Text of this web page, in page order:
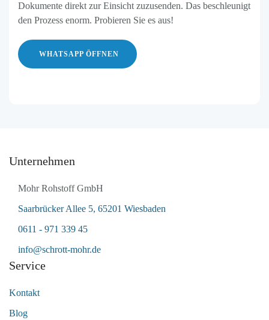
Dokumente direkt zur Einsicht zuzusenden. Das beschleunigt
den Prozess enorm. Probieren Sie es aus!
WHATSAPP ÖFFNEN
Unternehmen
Mohr Rohstoff GmbH
Saarbrücker Allee 5, 65201 Wiesbaden
0611 - 971 339 45
info@schrott-mohr.de
Service
Kontakt
Blog